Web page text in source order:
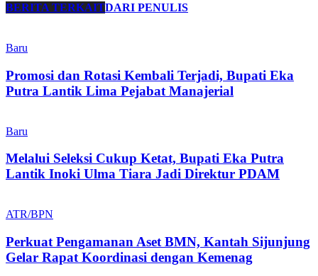
BERITA TERKAITDARI PENULIS
Baru
Promosi dan Rotasi Kembali Terjadi, Bupati Eka
Putra Lantik Lima Pejabat Manajerial
Baru
Melalui Seleksi Cukup Ketat, Bupati Eka Putra
Lantik Inoki Ulma Tiara Jadi Direktur PDAM
ATR/BPN
Perkuat Pengamanan Aset BMN, Kantah Sijunjung
Gelar Rapat Koordinasi dengan Kemenag